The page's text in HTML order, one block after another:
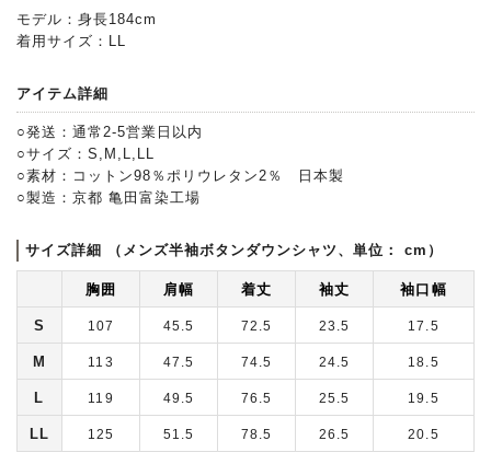
モデル：身長184cm
着用サイズ：LL
アイテム詳細
○発送：通常2-5営業日以内
○サイズ：S,M,L,LL
○素材：コットン98％ポリウレタン2％ 日本製
○製造：京都 亀田富染工場
サイズ詳細 （メンズ半袖ボタンダウンシャツ、単位： cm）
胸囲 肩幅 着丈 袖丈 袖口幅
S 107 45.5 72.5 23.5 17.5
M 113 47.5 74.5 24.5 18.5
L 119 49.5 76.5 25.5 19.5
LL 125 51.5 78.5 26.5 20.5